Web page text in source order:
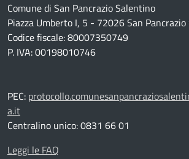
Comune di San Pancrazio Salentino
Piazza Umberto I, 5 - 72026 San
Codice fiscale: 80007350749
P. IVA: 00198010746
PEC:
a.it
Centralino unico: 0831 66 01
Leggi le FAQ